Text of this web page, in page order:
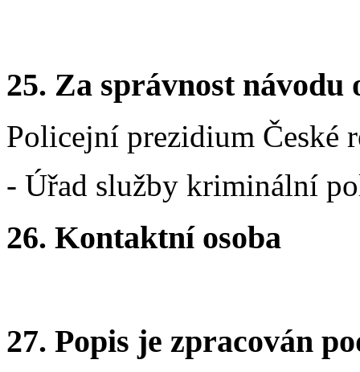
25. Za správnost návodu
Policejní prezidium České
- Úřad služby kriminální
26. Kontaktní osoba
27. Popis je zpracován